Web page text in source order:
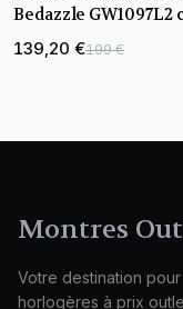
Bedazzle GW1097L2
acier
139,20 €199 €
Montres
Votre destination
horlogères à prix